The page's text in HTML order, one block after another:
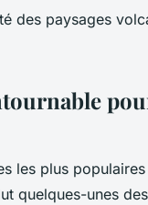
des paysages
les plus
quelques-unes